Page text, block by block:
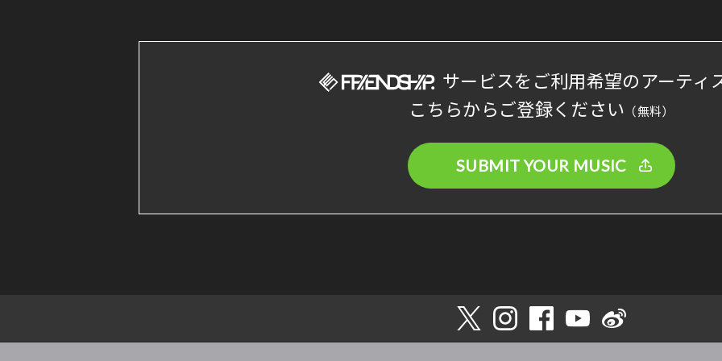
サービスをご利用希望のアーティ
こちらからご登録ください （無料）
SUBMIT YOUR MUSIC